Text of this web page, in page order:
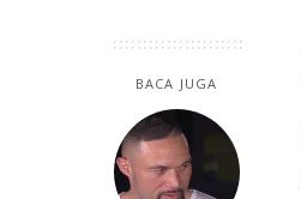
BACA JUGA